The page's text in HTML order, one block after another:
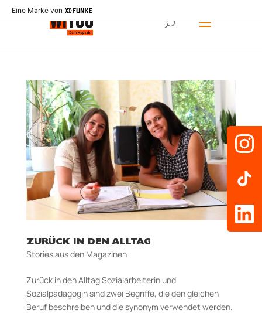
Eine Marke von
ZURÜCK IN DEN ALLTAG
Stories aus den Magazinen
Zurück in den Alltag Sozialarbeiterin und
Sozialpädagogin sind zwei Begriffe, die den gleichen
Beruf beschreiben und die synonym verwendet werden.